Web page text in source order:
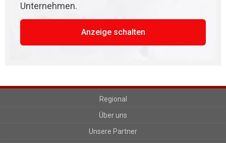
Unternehmen.
Anzeige schalten
Regional
Über uns
Unsere Partner